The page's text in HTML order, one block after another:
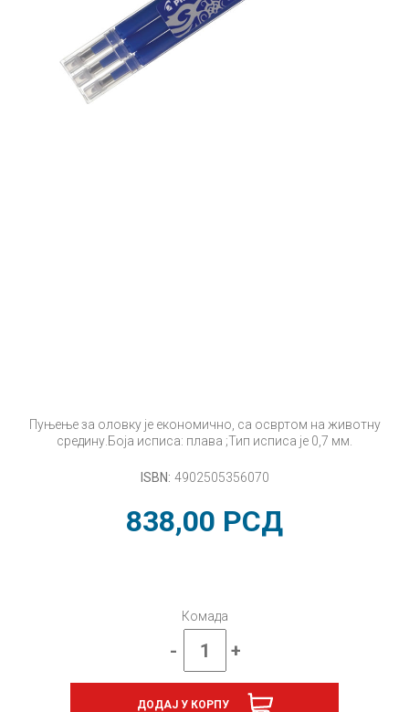
Пуњење за оловку је економично, са освртом на животну
средину.Боја исписа: плава ;Тип исписа је 0,7 мм.
ISBN: 4902505356070
838,00 РСД
Комада
-
Уложак
BALL
+
ДОДАЈ У КОРПУ